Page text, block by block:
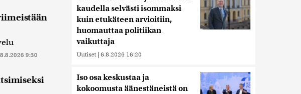
8.8.2026 9:30
kaudella selvästi isommaksi
kuin etukäteen arvioitiin,
huomauttaa politiikan
vaikuttaja
Uutiset | 6.8.2026 16:20
Iso osa keskustaa ja
kokoomusta äänestäneistä on